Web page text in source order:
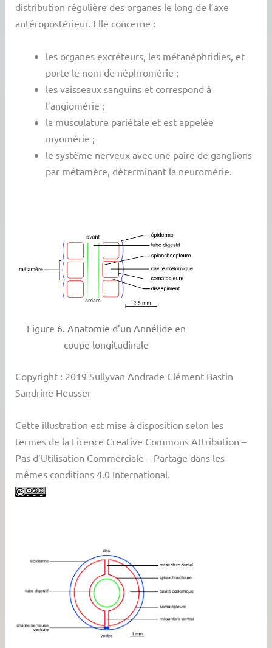
distribution régulière des organes le long de l’axe
antéropostérieur. Elle concerne :
les organes excréteurs, les métanéphridies, et
porte le nom de néphromérie ;
les vaisseaux sanguins et correspond à
l’angiomérie ;
la musculature pariétale et est appelée
myomérie ;
le système nerveux avec une paire de ganglions
par métamère, déterminant la neuromérie.
Figure 6. Anatomie d’un Annélide en
coupe longitudinale
Copyright : 2019 Sullyvan Andrade Clément Bastin
Sandrine Heusser
Cette illustration est mise à disposition selon les
termes de la Licence Creative Commons Attribution –
Pas d’Utilisation Commerciale – Partage dans les
mêmes conditions 4.0 International.